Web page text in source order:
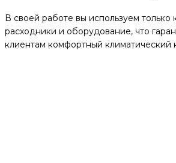
В своей работе вы используем только
расходники и оборудование, что
клиентам комфортный климатический